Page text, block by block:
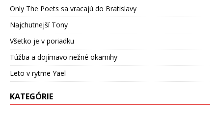
Only The Poets sa vracajú do Bratislavy
Najchutnejší Tony
Všetko je v poriadku
Túžba a dojímavo nežné okamihy
Leto v rytme Yael
KATEGÓRIE